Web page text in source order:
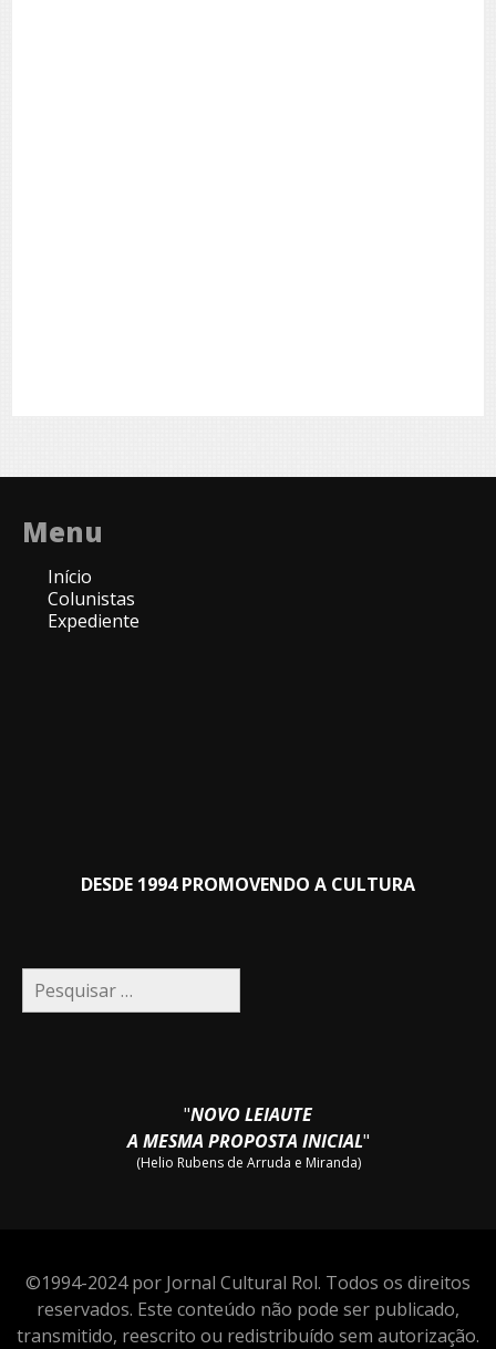
Menu
Início
Colunistas
Expediente
DESDE 1994 PROMOVENDO A CULTURA
Pesquisar
por:
"NOVO LEIAUTE
A MESMA PROPOSTA INICIAL"
(Helio Rubens de Arruda e Miranda)
©1994-2024 por Jornal Cultural Rol. Todos os direitos
reservados. Este conteúdo não pode ser publicado,
transmitido, reescrito ou redistribuído sem autorização.